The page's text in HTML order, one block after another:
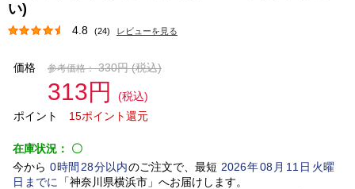
い)
4.8 (24) レビューを見る
価格 参考価格： 330円(税込)
313円
(税込)
ポイント
15ポイント還元
在庫状況： 〇
今から 0時間 28分以内のご注文で、最短 2026年08 月 11 日火曜
日 までに 「神奈川県横浜市」 へお届けします。